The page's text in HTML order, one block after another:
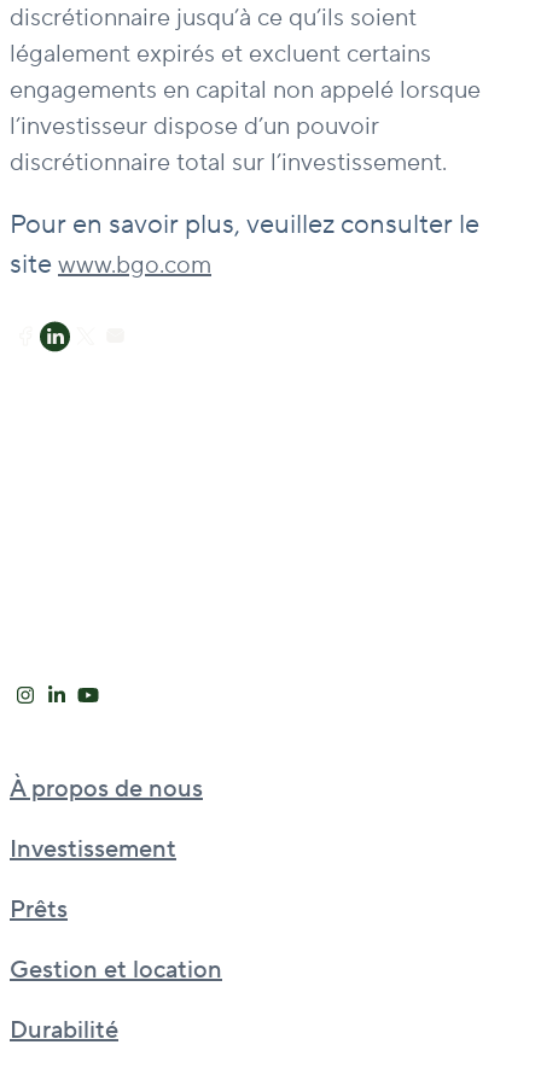
discrétionnaire jusqu’à ce qu’ils soient
légalement expirés et excluent certains
engagements en capital non appelé lorsque
l’investisseur dispose d’un pouvoir
discrétionnaire total sur l’investissement.
Pour en savoir plus, veuillez consulter le
sitewww.bgo.com
À propos de nous
Investissement
Prêts
Gestion et location
Durabilité